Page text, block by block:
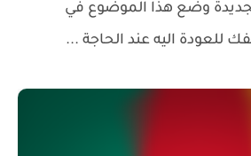
وضع هذا الموضوع في
للعودة اليه عند الحاجة ...